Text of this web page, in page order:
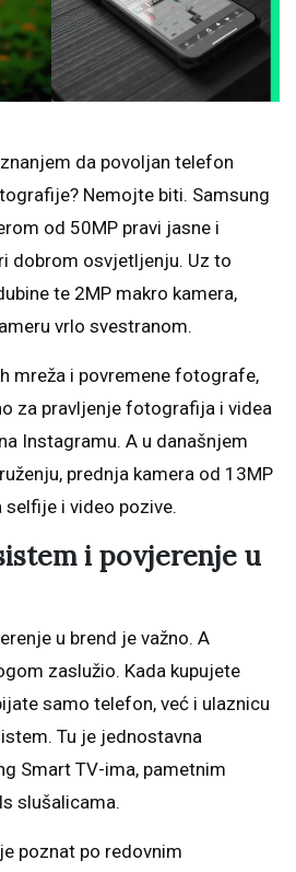
da povoljan telefon
Nemojte biti. Samsung
od 50MP pravi jasne i
dobrom osvjetljenju. Uz to
te 2MP makro kamera,
vrlo svestranom.
mreža i povremene fotografe,
za pravljenje fotografija i videa
Instagramu. A u današnjem
prednja kamera od 13MP
selfije i video pozive.
i povjerenje u
u brend je važno. A
zaslužio. Kada kupujete
samo telefon, već i ulaznicu
Tu je jednostavna
Smart TV-ima, pametnim
slušalicama.
poznat po redovnim